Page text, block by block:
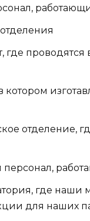
где
отделение,
где наши
для наших